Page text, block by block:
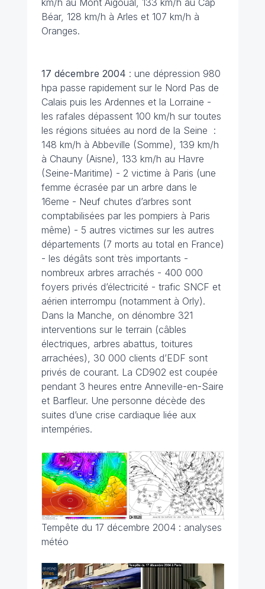
km/h au Mont Aigoual, 133 km/h au Cap
Béar, 128 km/h à Arles et 107 km/h à
Oranges.
17 décembre 2004 : une dépression 980
hpa passe rapidement sur le Nord Pas de
Calais puis les Ardennes et la Lorraine -
les rafales dépassent 100 km/h sur toutes
les régions situées au nord de la Seine :
148 km/h à Abbeville (Somme), 139 km/h
à Chauny (Aisne), 133 km/h au Havre
(Seine-Maritime) - 2 victime à Paris (une
femme écrasée par un arbre dans le
16eme - Neuf chutes d’arbres sont
comptabilisées par les pompiers à Paris
même) - 5 autres victimes sur les autres
départements (7 morts au total en France)
- les dégâts sont très importants -
nombreux arbres arrachés - 400 000
foyers privés d’électricité - trafic SNCF et
aérien interrompu (notamment à Orly).
Dans la Manche, on dénombre 321
interventions sur le terrain (câbles
électriques, arbres abattus, toitures
arrachées), 30 000 clients d’EDF sont
privés de courant. La CD902 est coupée
pendant 3 heures entre Anneville-en-Saire
et Barfleur. Une personne décède des
suites d’une crise cardiaque liée aux
intempéries.
Tempête du 17 décembre 2004 : analyses
météo